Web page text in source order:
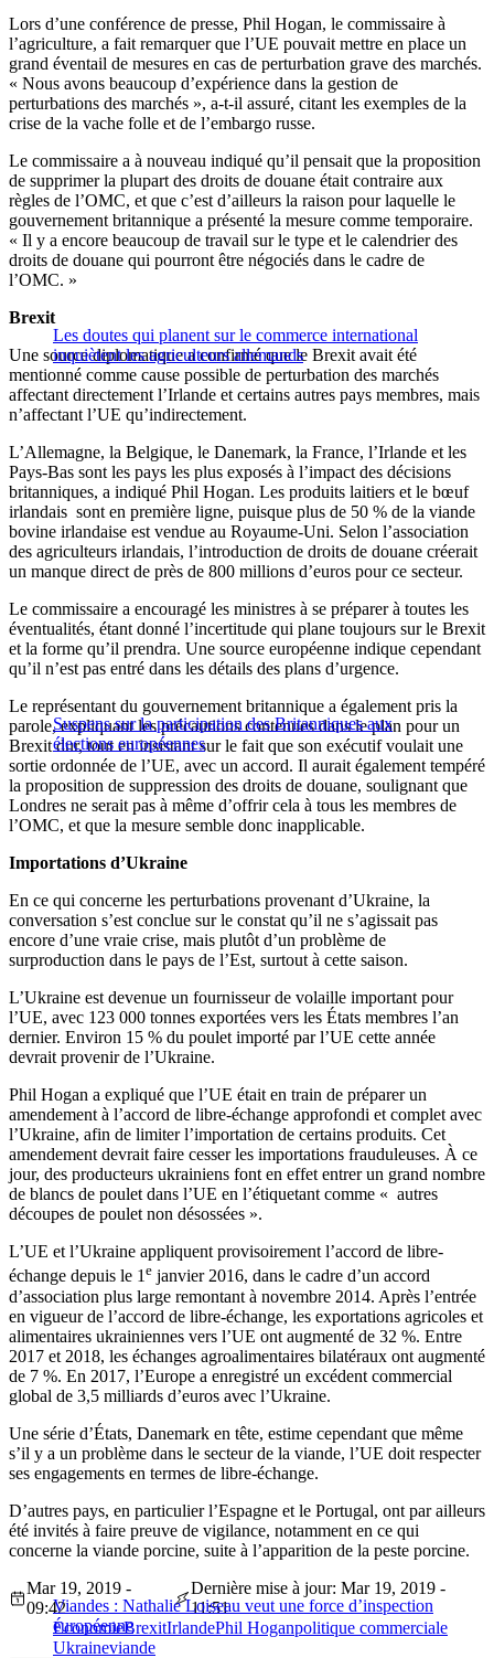
Lors d’une conférence de presse, Phil Hogan, le commissaire à
l’agriculture, a fait remarquer que l’UE pouvait mettre en place un
grand éventail de mesures en cas de perturbation grave des marchés.
« Nous avons beaucoup d’expérience dans la gestion de
perturbations des marchés », a-t-il assuré, citant les exemples de la
crise de la vache folle et de l’embargo russe.
Le commissaire a à nouveau indiqué qu’il pensait que la proposition
de supprimer la plupart des droits de douane était contraire aux
règles de l’OMC, et que c’est d’ailleurs la raison pour laquelle le
gouvernement britannique a présenté la mesure comme temporaire.
« Il y a encore beaucoup de travail sur le type et le calendrier des
droits de douane qui pourront être négociés dans le cadre de
l’OMC. »
Les doutes qui planent sur le commerce international
inquiètent les agriculteurs allemands
Brexit
Une source diplomatique a confirmé que le Brexit avait été
mentionné comme cause possible de perturbation des marchés
affectant directement l’Irlande et certains autres pays membres, mais
n’affectant l’UE qu’indirectement.
L’Allemagne, la Belgique, le Danemark, la France, l’Irlande et les
Pays-Bas sont les pays les plus exposés à l’impact des décisions
britanniques, a indiqué Phil Hogan. Les produits laitiers et le bœuf
irlandais sont en première ligne, puisque plus de 50 % de la viande
bovine irlandaise est vendue au Royaume-Uni. Selon l’association
des agriculteurs irlandais, l’introduction de droits de douane créerait
un manque direct de près de 800 millions d’euros pour ce secteur.
Le commissaire a encouragé les ministres à se préparer à toutes les
éventualités, étant donné l’incertitude qui plane toujours sur le Brexit
et la forme qu’il prendra. Une source européenne indique cependant
qu’il n’est pas entré dans les détails des plans d’urgence.
Suspens sur la participation des Britanniques aux
élections européennes
Le représentant du gouvernement britannique a également pris la
parole, expliquant les précautions contenues dans le plan pour un
Brexit dur, tout en insistant sur le fait que son exécutif voulait une
sortie ordonnée de l’UE, avec un accord. Il aurait également tempéré
la proposition de suppression des droits de douane, soulignant que
Londres ne serait pas à même d’offrir cela à tous les membres de
l’OMC, et que la mesure semble donc inapplicable.
Importations d’Ukraine
En ce qui concerne les perturbations provenant d’Ukraine, la
conversation s’est conclue sur le constat qu’il ne s’agissait pas
encore d’une vraie crise, mais plutôt d’un problème de
surproduction dans le pays de l’Est, surtout à cette saison.
L’Ukraine est devenue un fournisseur de volaille important pour
l’UE, avec 123 000 tonnes exportées vers les États membres l’an
dernier. Environ 15 % du poulet importé par l’UE cette année
devrait provenir de l’Ukraine.
Phil Hogan a expliqué que l’UE était en train de préparer un
amendement à l’accord de libre-échange approfondi et complet avec
l’Ukraine, afin de limiter l’importation de certains produits. Cet
amendement devrait faire cesser les importations frauduleuses. À ce
jour, des producteurs ukrainiens font en effet entrer un grand nombre
de blancs de poulet dans l’UE en l’étiquetant comme « autres
découpes de poulet non désossées ».
L’UE et l’Ukraine appliquent provisoirement l’accord de libre-
échange depuis le 1e janvier 2016, dans le cadre d’un accord
d’association plus large remontant à novembre 2014. Après l’entrée
en vigueur de l’accord de libre-échange, les exportations agricoles et
alimentaires ukrainiennes vers l’UE ont augmenté de 32 %. Entre
2017 et 2018, les échanges agroalimentaires bilatéraux ont augmenté
de 7 %. En 2017, l’Europe a enregistré un excédent commercial
global de 3,5 milliards d’euros avec l’Ukraine.
Une série d’États, Danemark en tête, estime cependant que même
s’il y a un problème dans le secteur de la viande, l’UE doit respecter
ses engagements en termes de libre-échange.
D’autres pays, en particulier l’Espagne et le Portugal, ont par ailleurs
été invités à faire preuve de vigilance, notamment en ce qui
concerne la viande porcine, suite à l’apparition de la peste porcine.
Viandes : Nathalie Loiseau veut une force d’inspection
européenne
Mar 19, 2019 -
09:42
Dernière mise à jour: Mar 19, 2019 -
11:51
ÉconomieBrexitIrlandePhil Hoganpolitique commerciale
Ukraineviande